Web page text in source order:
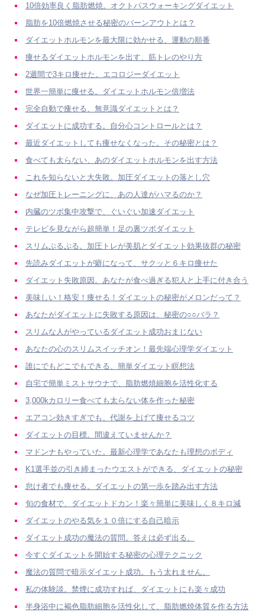
10倍効率良く脂肪燃焼。オクトパスウォーキングダイエット
脂肪を10倍燃焼させる秘密のバーンアウトとは？
ダイエットホルモンを最大限に効かせる、運動の順番
痩せるダイエットホルモンを出す、筋トレのやり方
2週間で3キロ痩せた。エコロジーダイエット
世界一簡単に痩せる。ダイエットホルモン倍増法
完全自動で痩せる、無意識ダイエットとは？
ダイエットに成功する。自分心コントロールとは？
最近ダイエットしても痩せなくなった。その秘密とは？
食べても太らない、あのダイエットホルモンを出す方法
これを知らないと大失敗。加圧ダイエットの落とし穴
なぜ加圧トレーニングに、あの人達がハマるのか？
内臓のツボ集中攻撃で、ぐいぐい加速ダイエット
テレビを見ながら超簡単！足の裏ツボダイエット
スリムぷるぷる。加圧トレが美肌とダイエット効果抜群の秘密
先読みダイエットが癖になって、サクッと６キロ痩せた
ダイエット失敗原因。あなたが食べ過ぎる犯人と上手に付き合う
美味しい！格安！痩せる！ダイエットの秘密がメロンだって？
あなたがダイエットに失敗する原因は、秘密の○○バラ？
スリムな人がやっているダイエット成功おまじない
あなたの心のスリムスイッチオン！最先端心理学ダイエット
誰にでもどこでもできる、簡単ダイエット瞑想法
自宅で簡単ミストサウナで、脂肪燃焼細胞を活性化する
3,000kカロリー食べても太らない体を作った秘密
エアコン効きすぎでも、代謝を上げて痩せるコツ
ダイエットの目標。間違えていませんか？
マドンナもやっていた。最新心理学であなたも理想のボディ
K1選手並の引き締まったウエストができる、ダイエットの秘密
怠け者でも痩せる。ダイエットの第一歩を踏み出す方法
旬の食材で、ダイエットドカン！楽々簡単に美味しく８キロ減
ダイエットのやる気を１０倍にする自己暗示
ダイエット成功の魔法の質問。答えは必ず出る。
今すぐダイエットを開始する秘密の心理テクニック
魔法の質問で暗示ダイエット成功。もう太れません。
私の体験談。禁煙に成功すれば、ダイエットにも楽々成功
半身浴中に褐色脂肪細胞を活性化して、脂肪燃焼体質を作る方法